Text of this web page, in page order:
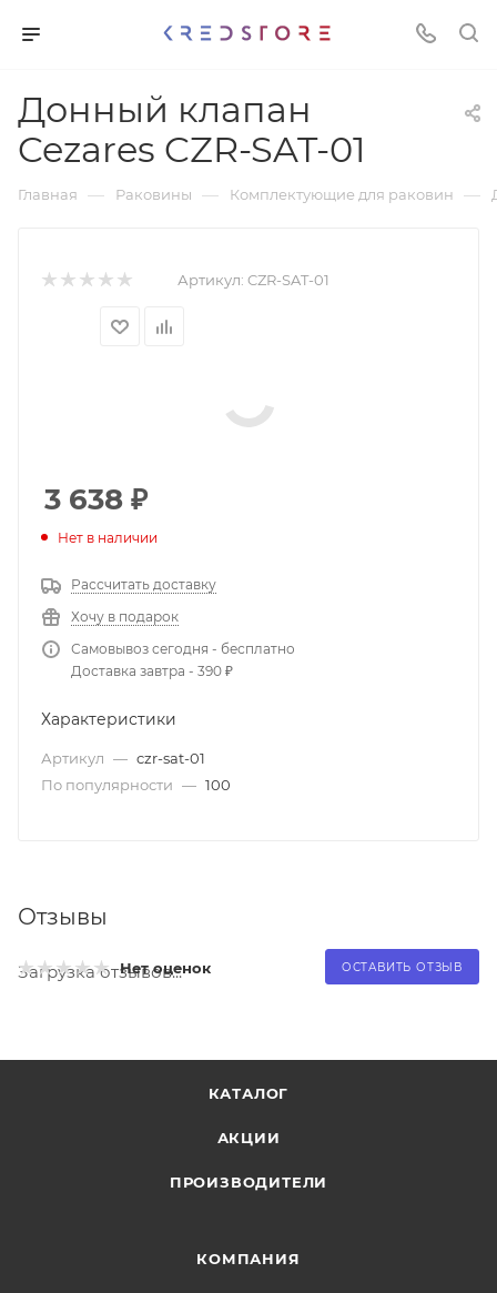
Донный клапан
Cezares CZR-SAT-01
Главная — Раковины — Комплектующие для раковин —
Артикул: CZR-SAT-01
3 638 ₽
Нет в наличии
Рассчитать доставку
Хочу в подарок
Самовывоз сегодня - бесплатно
Доставка завтра - 390 ₽
Характеристики
Артикул — czr-sat-01
По популярности — 100
Отзывы
Нет оценок ОСТАВИТЬ ОТЗЫВ
Загрузка отзывов...
КАТАЛОГ
АКЦИИ
ПРОИЗВОДИТЕЛИ
КОМПАНИЯ